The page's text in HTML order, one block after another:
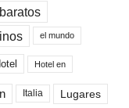
baratos
el mundo
Hotel en
Italia Lugares